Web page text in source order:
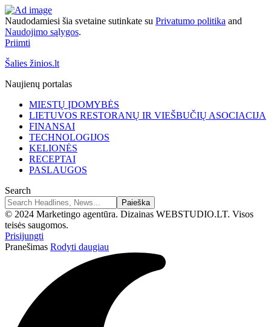
Naudodamiesi šia svetaine sutinkate su Privatumo politika and
Naudojimo sąlygos.
Priimti
Šalies žinios.lt
Naujienų portalas
MIESTŲ ĮDOMYBĖS
LIETUVOS RESTORANŲ IR VIEŠBUČIŲ ASOCIACIJA
FINANSAI
TECHNOLOGIJOS
KELIONĖS
RECEPTAI
PASLAUGOS
Search
© 2024 Marketingo agentūra. Dizainas WEBSTUDIO.LT. Visos
teisės saugomos.
Prisijungti
Pranešimas Rodyti daugiau